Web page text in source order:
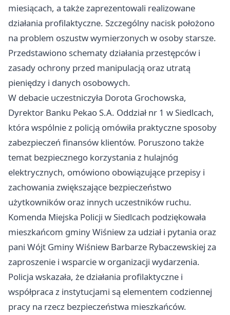
miesiącach, a także zaprezentowali realizowane
działania profilaktyczne. Szczególny nacisk położono
na problem oszustw wymierzonych w osoby starsze.
Przedstawiono schematy działania przestępców i
zasady ochrony przed manipulacją oraz utratą
pieniędzy i danych osobowych.
W debacie uczestniczyła Dorota Grochowska,
Dyrektor Banku Pekao S.A. Oddział nr 1 w Siedlcach,
która wspólnie z policją omówiła praktyczne sposoby
zabezpieczeń finansów klientów. Poruszono także
temat bezpiecznego korzystania z hulajnóg
elektrycznych, omówiono obowiązujące przepisy i
zachowania zwiększające bezpieczeństwo
użytkowników oraz innych uczestników ruchu.
Komenda Miejska Policji w Siedlcach podziękowała
mieszkańcom gminy Wiśniew za udział i pytania oraz
pani Wójt Gminy Wiśniew Barbarze Rybaczewskiej za
zaproszenie i wsparcie w organizacji wydarzenia.
Policja wskazała, że działania profilaktyczne i
współpraca z instytucjami są elementem codziennej
pracy na rzecz bezpieczeństwa mieszkańców.